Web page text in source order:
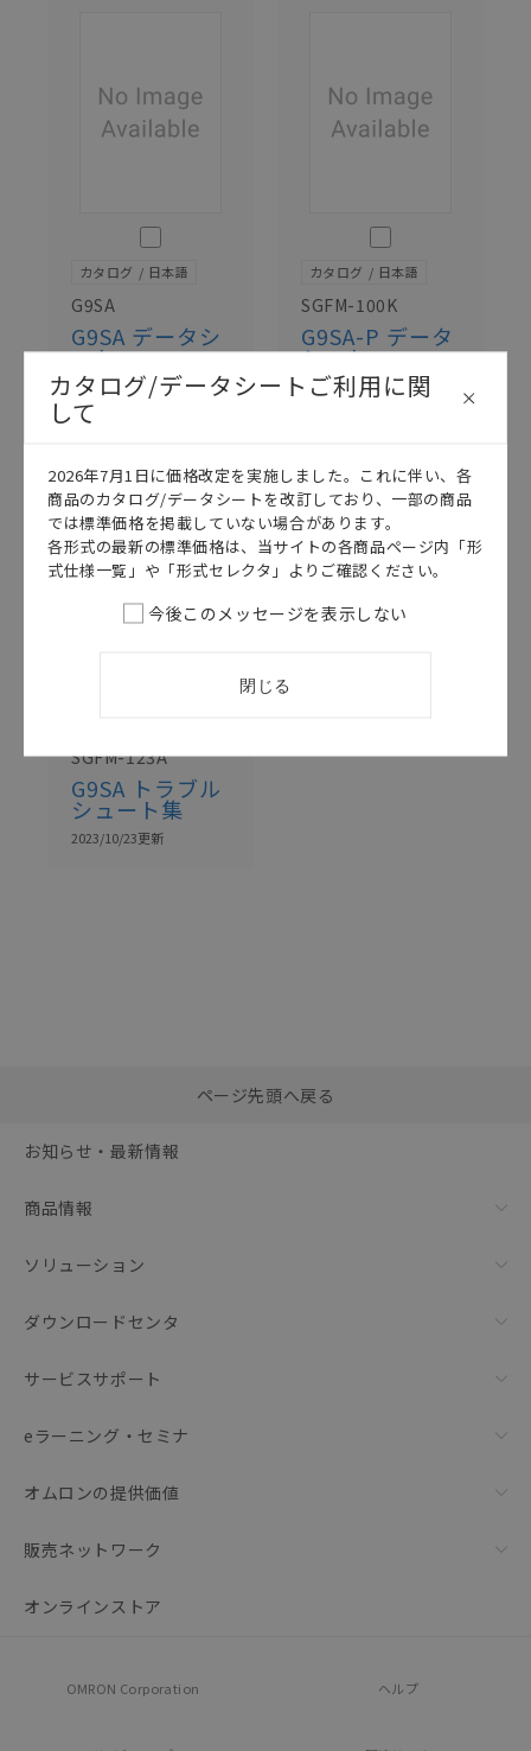
このカタログを選択
カタログ 日本語
G9SA
G9SA データシ
ート
2026/07/01更新
このカタログを選択
カタログ 日本語
SGFM-100K
G9SA-P データ
シート
2026/07/01更新
このカタログを選択
カタログ
SGFM-123A
G9SA トラブル
シュート集
2023/10/23更新
括ダウンロード
ページ先頭へ戻る
お知らせ・最新情報
商品情報
ソリューション
ダウンロードセンタ
サービスサポート
eラーニング・セミナ
オムロンの提供価値
販売ネットワーク
オンラインストア
OMRON Corporation ヘルプ
カタログ/データシートご利用に関
して
2026年7月1日に価格改定を実施しました。これに伴い、各
商品のカタログ/データシートを改訂しており、一部の商品
では標準価格を掲載していない場合があります。
各形式の最新の標準価格は、当サイトの各商品ページ内「形
式仕様一覧」や「形式セレクタ」よりご確認ください。
今後このメッセージを表示しない
閉じる